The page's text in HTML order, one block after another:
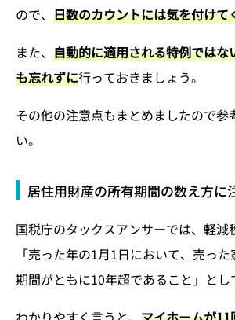
ので、 日数のカウントには気を付けて
また、 自動的に適用される特例ではな
も忘れずに行っておきましょう。
その他の注意点もまとめましたので参
い。
居住用財産の所有期間の数え方に
国税庁のタックスアンサーでは、軽減
「売った年の1月1日において、売っ
期間がともに10年超であること」とし